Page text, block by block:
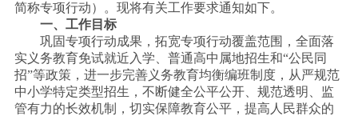
简称专项行动）。现将有关工作要求通知如下。
一、工作目标
巩固专项行动成果，拓宽专项行动覆盖范围，全面落
实义务教育免试就近入学、普通高中属地招生和“公民同
招”等政策，进一步完善义务教育均衡编班制度，从严规范
中小学特定类型招生，不断健全公平公开、规范透明、监
管有力的长效机制，切实保障教育公平，提高人民群众的